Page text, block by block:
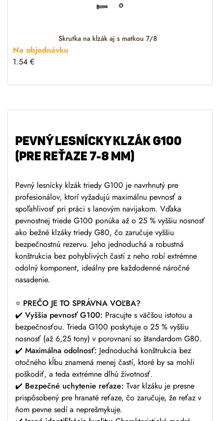
Skrutka na klzák aj s matkou 7/8
Na objednávku
1.54 €
PEVNÝ LESNÍCKY KLZÁK G100
(PRE REŤAZE 7-8 MM)
Pevný lesnícky klzák triedy G100 je navrhnutý pre
profesionálov, ktorí vyžadujú maximálnu pevnosť a
spoľahlivosť pri práci s lanovým navijakom. Vďaka
pevnostnej triede G100 ponúka až o 25 % vyššiu nosnosť
ako bežné klzáky triedy G80, čo zaručuje vyššiu
bezpečnostnú rezervu. Jeho jednoduchá a robustná
konštrukcia bez pohyblivých častí z neho robí extrémne
odolný komponent, ideálny pre každodenné náročné
nasadenie.
⭐ PREČO JE TO SPRÁVNA VOĽBA?
✔️ Vyššia pevnosť G100: Pracujte s väčšou istotou a
bezpečnosťou. Trieda G100 poskytuje o 25 % vyššiu
nosnosť (až 6,25 tony) v porovnaní so štandardom G80.
✔️ Maximálna odolnosť: Jednoduchá konštrukcia bez
otočného kĺbu znamená menej častí, ktoré by sa mohli
poškodiť, a teda extrémne dlhú životnosť.
✔️ Bezpečné uchytenie reťaze: Tvar klzáku je presne
prispôsobený pre hranaté reťaze, čo zaručuje, že reťaz v
ňom pevne sedí a neprešmykuje.